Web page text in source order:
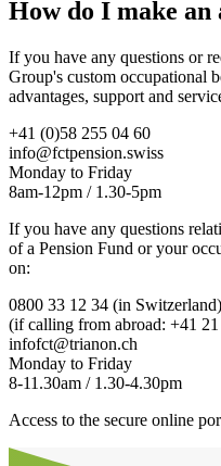
How do I make an
If you have any questions or
Group's custom occupational
advantages, support and
+41 (0)58 255 04 60
info@fctpension.swiss
Monday to Friday
8am-12pm / 1.30-5pm
If you have any questions
of a Pension Fund or your
on:
0800 33 12 34 (in Switzerland)
(if calling from abroad: +41
infofct@trianon.ch
Monday to Friday
8-11.30am / 1.30-4.30pm
Access to the secure online
Aller en haut de la page
Bas de page